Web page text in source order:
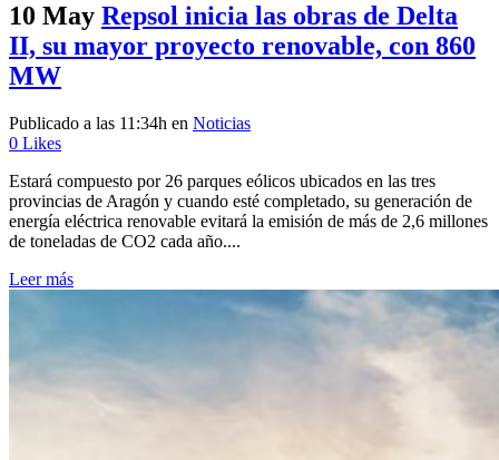
10 May Repsol inicia las obras de Delta
II, su mayor proyecto renovable, con 860
MW
Publicado a las 11:34h en Noticias
0 Likes
Estará compuesto por 26 parques eólicos ubicados en las tres
provincias de Aragón y cuando esté completado, su generación de
energía eléctrica renovable evitará la emisión de más de 2,6 millones
de toneladas de CO2 cada año....
Leer más